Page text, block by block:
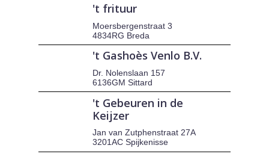
't frituur
Moersbergenstraat 3
4834RG Breda
't Gashoès Venlo B.V.
Dr. Nolenslaan 157
6136GM Sittard
't Gebeuren in de
Keijzer
Jan van Zutphenstraat 27A
3201AC Spijkenisse